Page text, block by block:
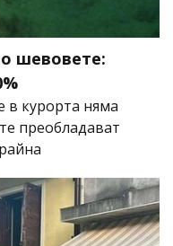
шевовете:
в курорта няма
преобладават